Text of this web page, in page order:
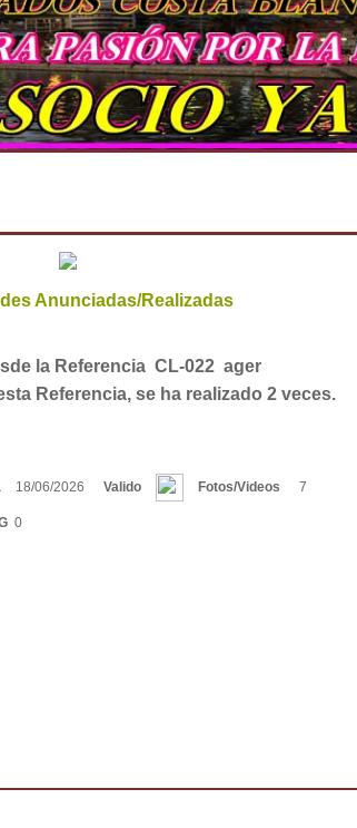
Anunciadas/Realizadas
la Referencia CL-022 ager
Referencia, se ha realizado 2 veces.
18/06/2026 Valido Fotos/Videos 7
0